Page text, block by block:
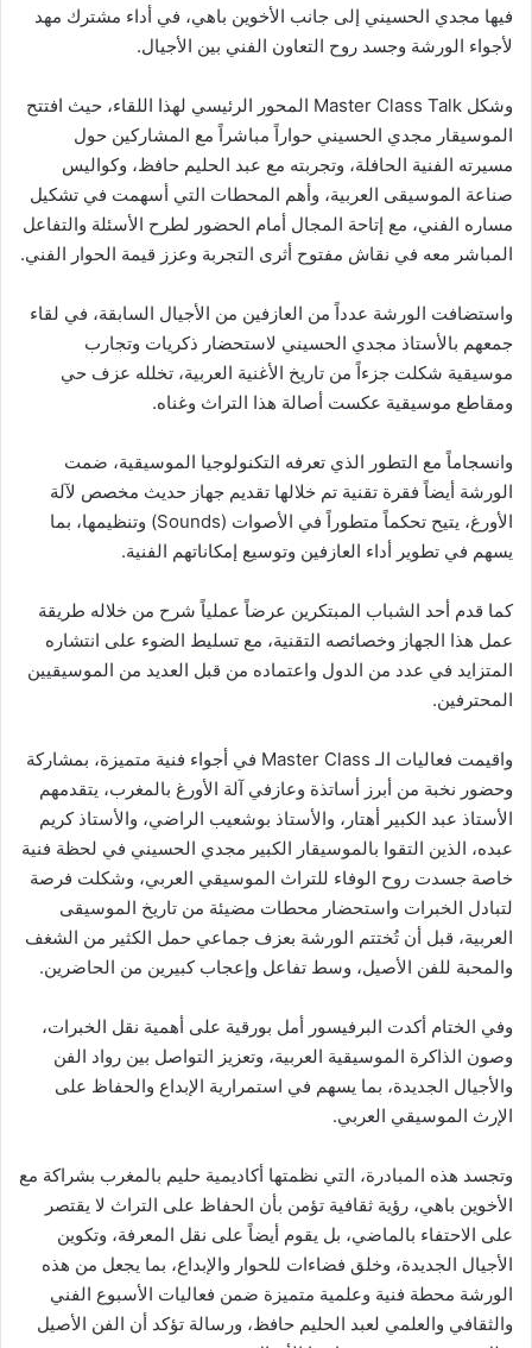
فيها مجدي الحسيني إلى جانب الأخوين باهي، في أداء مشترك مهد
لأجواء الورشة وجسد روح التعاون الفني بين الأجيال.
وشكل Master Class Talk المحور الرئيسي لهذا اللقاء، حيث افتتح
الموسيقار مجدي الحسيني حواراً مباشراً مع المشاركين حول
مسيرته الفنية الحافلة، وتجربته مع عبد الحليم حافظ، وكواليس
صناعة الموسيقى العربية، وأهم المحطات التي أسهمت في تشكيل
مساره الفني، مع إتاحة المجال أمام الحضور لطرح الأسئلة والتفاعل
المباشر معه في نقاش مفتوح أثرى التجربة وعزز قيمة الحوار الفني.
واستضافت الورشة عدداً من العازفين من الأجيال السابقة، في لقاء
جمعهم بالأستاذ مجدي الحسيني لاستحضار ذكريات وتجارب
موسيقية شكلت جزءاً من تاريخ الأغنية العربية، تخلله عزف حي
ومقاطع موسيقية عكست أصالة هذا التراث وغناه.
وانسجاماً مع التطور الذي تعرفه التكنولوجيا الموسيقية، ضمت
الورشة أيضاً فقرة تقنية تم خلالها تقديم جهاز حديث مخصص لآلة
الأورغ، يتيح تحكماً متطوراً في الأصوات (Sounds) وتنظيمها، بما
يسهم في تطوير أداء العازفين وتوسيع إمكاناتهم الفنية.
كما قدم أحد الشباب المبتكرين عرضاً عملياً شرح من خلاله طريقة
عمل هذا الجهاز وخصائصه التقنية، مع تسليط الضوء على انتشاره
المتزايد في عدد من الدول واعتماده من قبل العديد من الموسيقيين
المحترفين.
واقيمت فعاليات الـ Master Class في أجواء فنية متميزة، بمشاركة
وحضور نخبة من أبرز أساتذة وعازفي آلة الأورغ بالمغرب، يتقدمهم
الأستاذ عبد الكبير أهتار، والأستاذ بوشعيب الراضي، والأستاذ كريم
عبده، الذين التقوا بالموسيقار الكبير مجدي الحسيني في لحظة فنية
خاصة جسدت روح الوفاء للتراث الموسيقي العربي، وشكلت فرصة
لتبادل الخبرات واستحضار محطات مضيئة من تاريخ الموسيقى
العربية، قبل أن تُختتم الورشة بعزف جماعي حمل الكثير من الشغف
والمحبة للفن الأصيل، وسط تفاعل وإعجاب كبيرين من الحاضرين.
وفي الختام أكدت البرفيسور أمل بورقية على أهمية نقل الخبرات،
وصون الذاكرة الموسيقية العربية، وتعزيز التواصل بين رواد الفن
والأجيال الجديدة، بما يسهم في استمرارية الإبداع والحفاظ على
الإرث الموسيقي العربي.
وتجسد هذه المبادرة، التي نظمتها أكاديمية حليم بالمغرب بشراكة مع
الأخوين باهي، رؤية ثقافية تؤمن بأن الحفاظ على التراث لا يقتصر
على الاحتفاء بالماضي، بل يقوم أيضاً على نقل المعرفة، وتكوين
الأجيال الجديدة، وخلق فضاءات للحوار والإبداع، بما يجعل من هذه
الورشة محطة فنية وعلمية متميزة ضمن فعاليات الأسبوع الفني
والثقافي والعلمي لعبد الحليم حافظ، ورسالة تؤكد أن الفن الأصيل